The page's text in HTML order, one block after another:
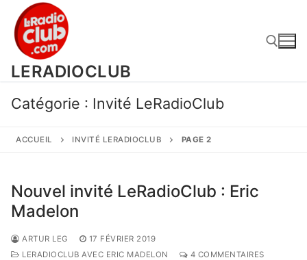
contenu
LERADIOCLUB
Catégorie : Invité LeRadioClub
ACCUEIL INVITÉ LERADIOCLUB PAGE 2
Nouvel invité LeRadioClub : Eric
Madelon
ARTUR LEG
17 FÉVRIER 2019
LERADIOCLUB AVEC ERIC MADELON
4 COMMENTAIRES